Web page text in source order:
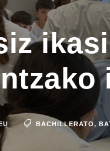
BACHILLERATO,